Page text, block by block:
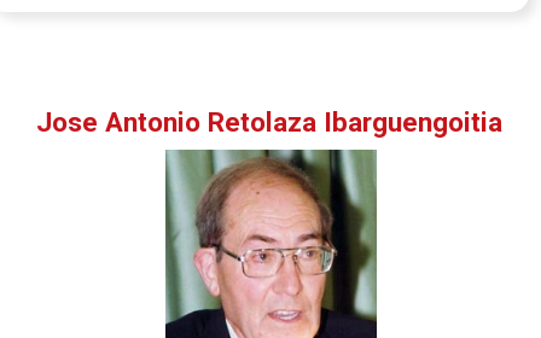
Jose Antonio Retolaza Ibarguengoitia